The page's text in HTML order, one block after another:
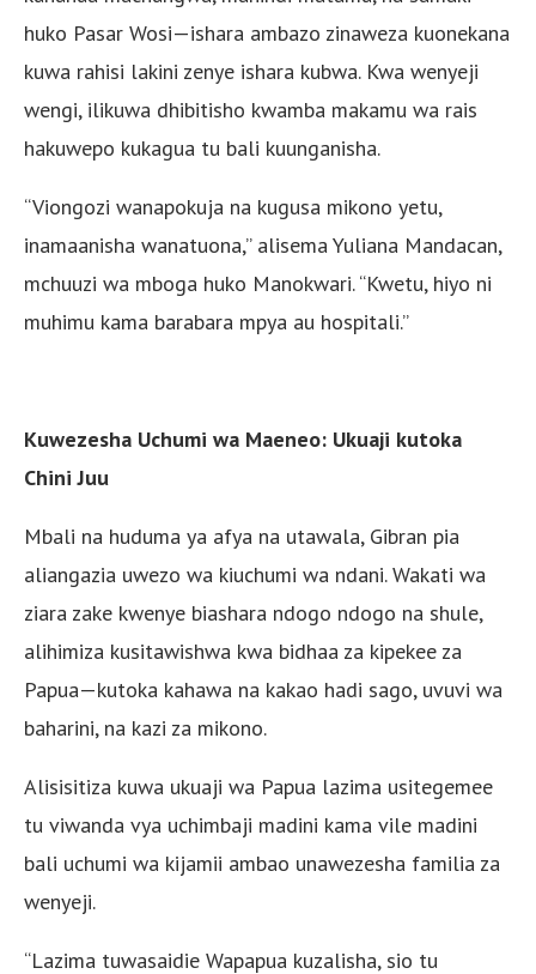
huko Pasar Wosi—ishara ambazo zinaweza kuonekana
kuwa rahisi lakini zenye ishara kubwa. Kwa wenyeji
wengi, ilikuwa dhibitisho kwamba makamu wa rais
hakuwepo kukagua tu bali kuunganisha.
“Viongozi wanapokuja na kugusa mikono yetu,
inamaanisha wanatuona,” alisema Yuliana Mandacan,
mchuuzi wa mboga huko Manokwari. “Kwetu, hiyo ni
muhimu kama barabara mpya au hospitali.”
Kuwezesha Uchumi wa Maeneo: Ukuaji kutoka
Chini Juu
Mbali na huduma ya afya na utawala, Gibran pia
aliangazia uwezo wa kiuchumi wa ndani. Wakati wa
ziara zake kwenye biashara ndogo ndogo na shule,
alihimiza kusitawishwa kwa bidhaa za kipekee za
Papua—kutoka kahawa na kakao hadi sago, uvuvi wa
baharini, na kazi za mikono.
Alisisitiza kuwa ukuaji wa Papua lazima usitegemee
tu viwanda vya uchimbaji madini kama vile madini
bali uchumi wa kijamii ambao unawezesha familia za
wenyeji.
“Lazima tuwasaidie Wapapua kuzalisha, sio tu